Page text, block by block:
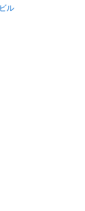
ル